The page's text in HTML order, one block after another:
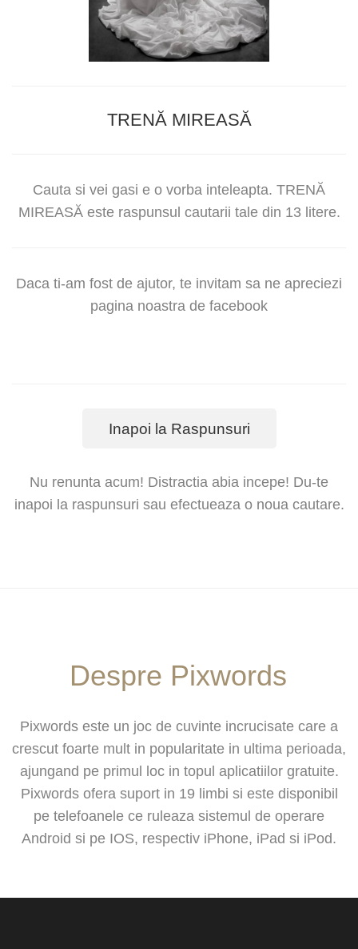
TRENĂ MIREASĂ
Cauta si vei gasi e o vorba inteleapta. TRENĂ
MIREASĂ este raspunsul cautarii tale din 13 litere.
Daca ti-am fost de ajutor, te invitam sa ne apreciezi
pagina noastra de facebook
Inapoi la Raspunsuri
Nu renunta acum! Distractia abia incepe! Du-te
inapoi la raspunsuri sau efectueaza o noua cautare.
Despre Pixwords
Pixwords este un joc de cuvinte incrucisate care a
crescut foarte mult in popularitate in ultima perioada,
ajungand pe primul loc in topul aplicatiilor gratuite.
Pixwords ofera suport in 19 limbi si este disponibil
pe telefoanele ce ruleaza sistemul de operare
Android si pe IOS, respectiv iPhone, iPad si iPod.